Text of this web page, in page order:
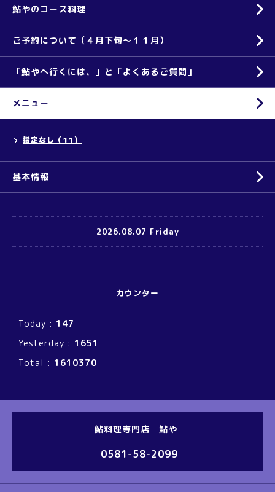
鮎やのコース料理
ご予約について（４月下旬～１１月）
「鮎やへ行くには、」と「よくあるご質問」
メニュー
指定なし（11）
基本情報
2026.08.07 Friday
カウンター
Today : 147
Yesterday : 1651
Total : 1610370
鮎料理専門店 鮎や
0581-58-2099